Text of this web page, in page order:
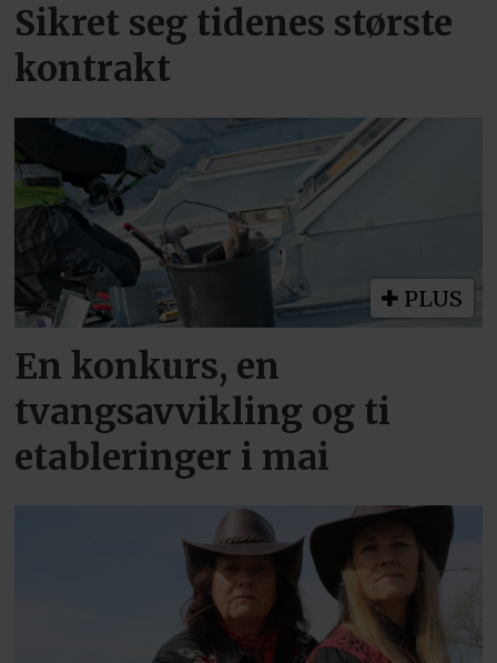
Sikret seg tidenes største
kontrakt
PLUS
En konkurs, en
tvangsavvikling og ti
etableringer i mai